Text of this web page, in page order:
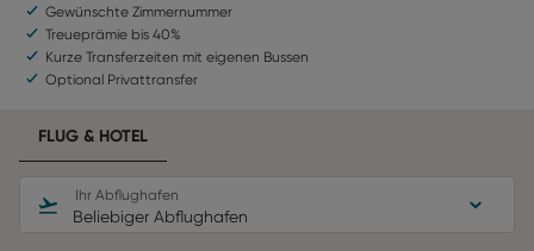
Gewünschte Zimmernummer
Treueprämie bis 40%
Kurze Transferzeiten mit eigenen Bussen
Optional Privattransfer
FLUG & HOTEL
Ihr Abflughafen
Beliebiger Abflughafen